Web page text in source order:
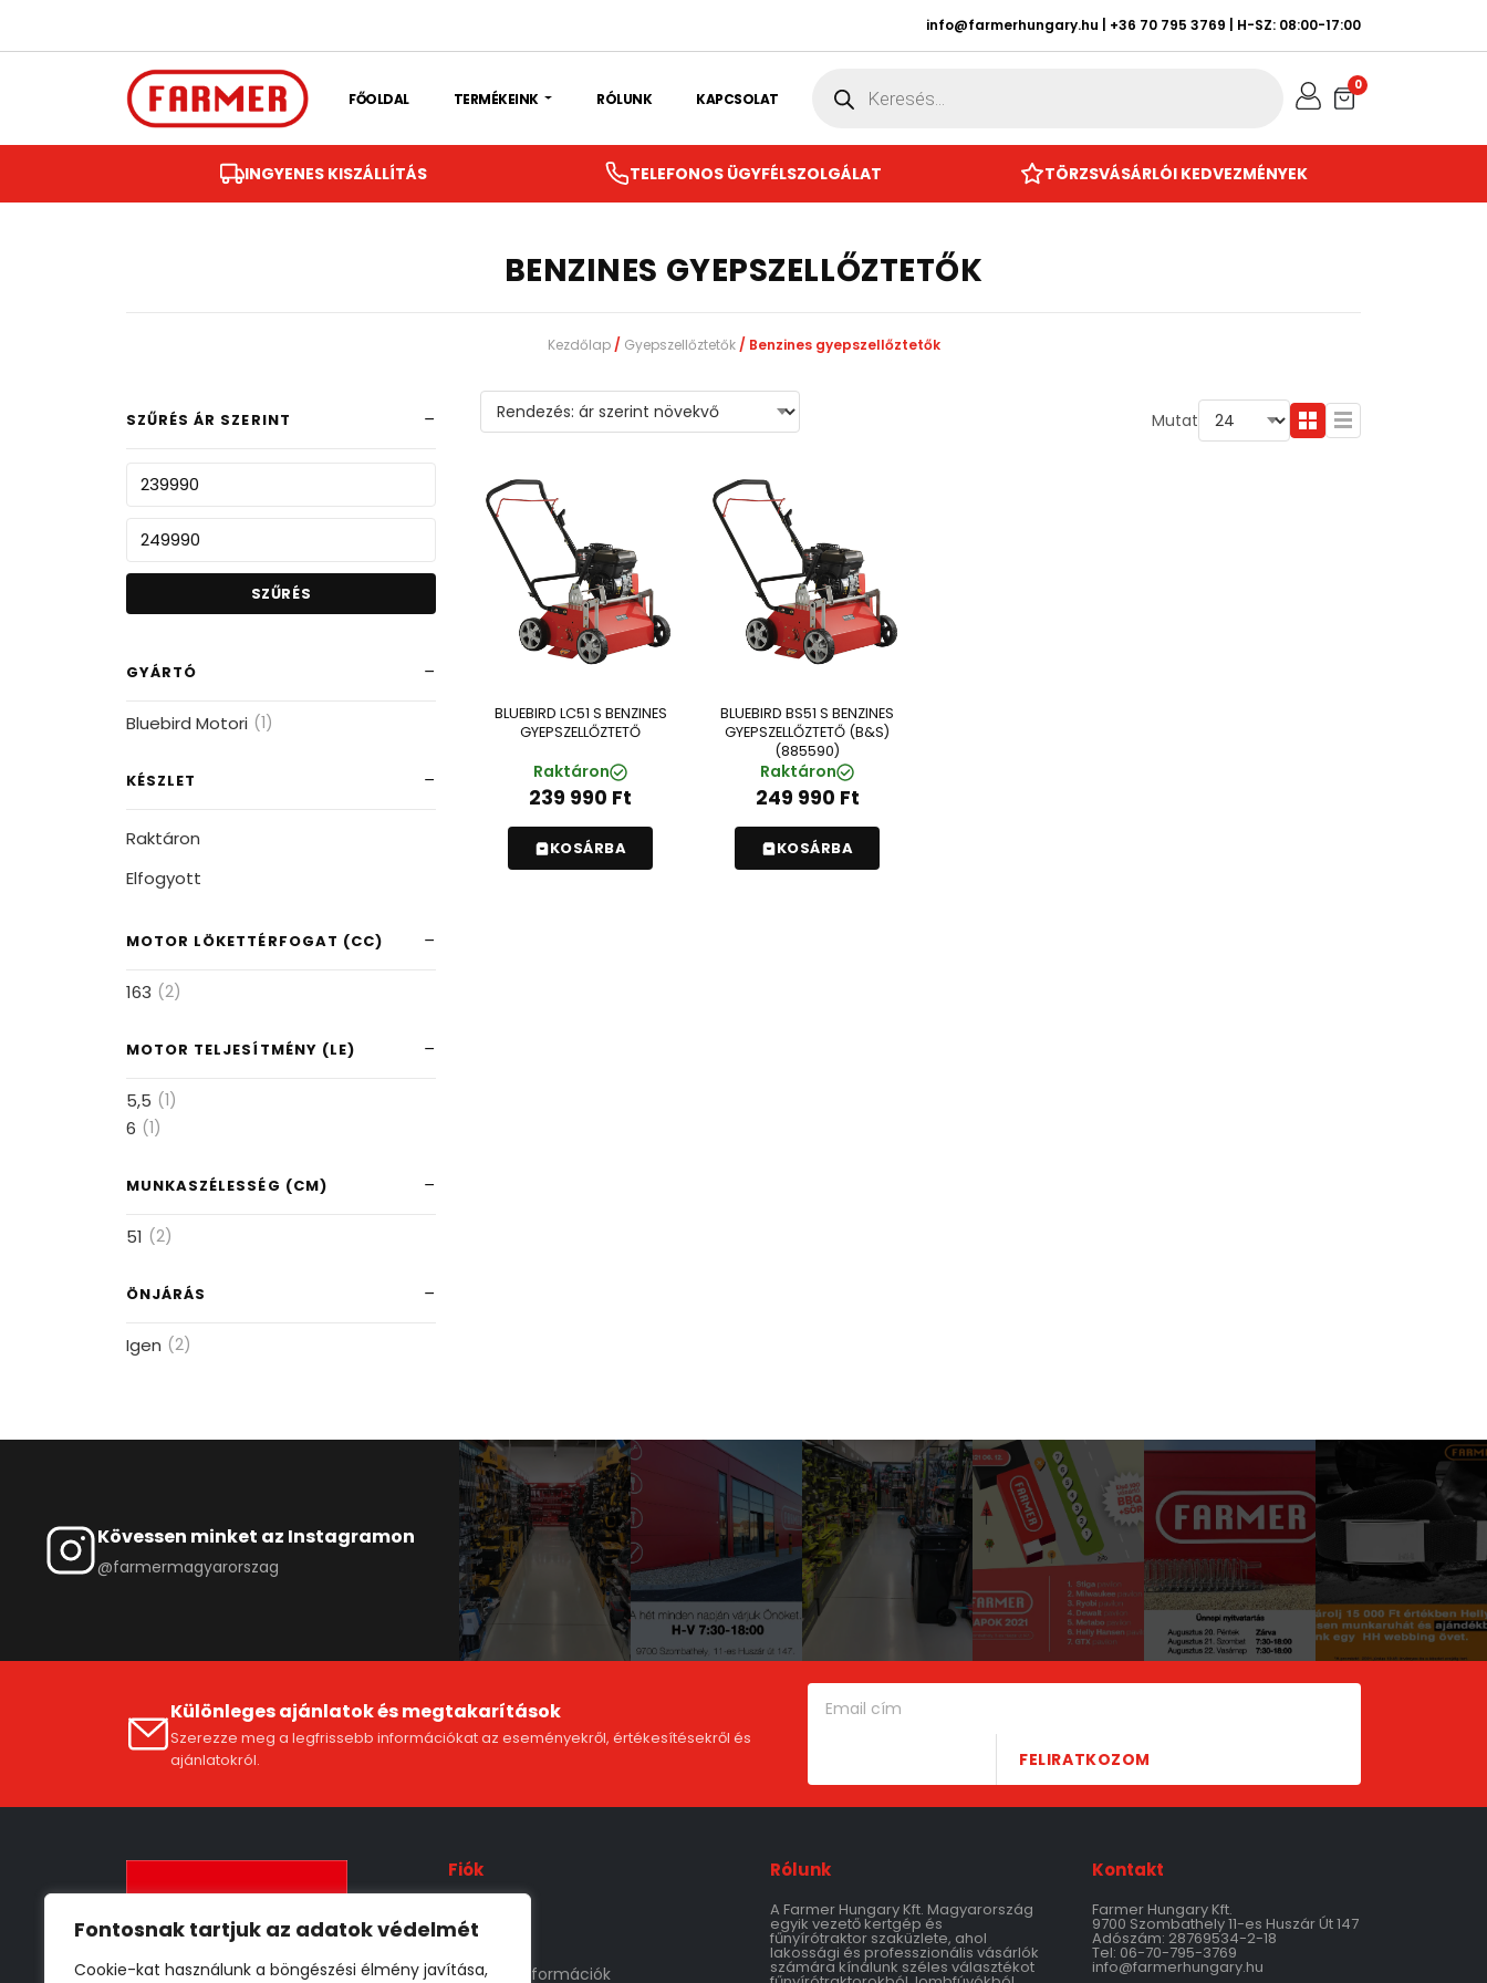
Fontosnak tartjuk az adatok védelmét
Cookie-kat használunk a böngészési élmény javítása,
info@farmerhungary.hu +36 70 795 3769 | H-SZ: 08:00-17:00
FŐOLDAL TERMÉKEINK RÓLUNK KAPCSOLAT search 0
INGYENES KISZÁLLÍTÁS TELEFONOS ÜGYFÉLSZOLGÁLAT TÖRZSVÁSÁRLÓI KEDVEZMÉNYEK
BENZINES GYEPSZELLŐZTETŐK
Kezdőlap/ Gyepszellőztetők/ Benzines gyepszellőztetők
SZŰRÉS ÁR SZERINT
SZŰRÉS
GYÁRTÓ
Bluebird Motori (1)
KÉSZLET
Raktáron
Elfogyott
MOTOR LÖKETTÉRFOGAT (CC)
163 (2)
MOTOR TELJESÍTMÉNY (LE)
5,5 (1)
6 (1)
MUNKASZÉLESSÉG (CM)
51 (2)
ÖNJÁRÁS
Igen (2)
Mutat
BLUEBIRD LC51 S BENZINES
GYEPSZELLŐZTETŐ
Raktáron
239 990 Ft
KOSÁRBA
BLUEBIRD BS51 S BENZINES
GYEPSZELLŐZTETŐ (B&S)
(885590)
Raktáron
249 990 Ft
KOSÁRBA
Kövessen minket az Instagramon
@farmermagyarorszag
Különleges ajánlatok és megtakarítások
Szerezze meg a legfrissebb információkat az eseményekről, értékesítésekről és
ajánlatokról.
FELIRATKOZOM
Fiók
Fiókom
Szállítási információk
Rólunk
A Farmer Hungary Kft. Magyarország
egyik vezető kertgép és
fűnyírótraktor szaküzlete, ahol
lakossági és professzionális vásárlók
számára kínálunk széles választékot
Kontakt
Farmer Hungary Kft.
9700 Szombathely 11-es Huszár Út 147
Adószám: 28769534-2-18
Tel: 06-70-795-3769
info@farmerhungary.hu